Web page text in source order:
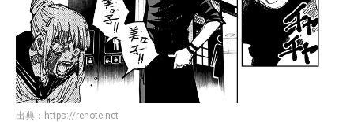
出典： https://renote.net